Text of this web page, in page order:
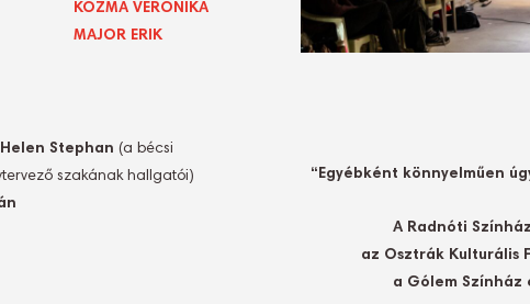
KOZMA VERONIKA
MAJOR ERIK
Stephan (a bécsi
szakának hallgatói)
“Egyébként könnyelműen
A Radnóti
az Osztrák Kulturális
a Gólem Színház